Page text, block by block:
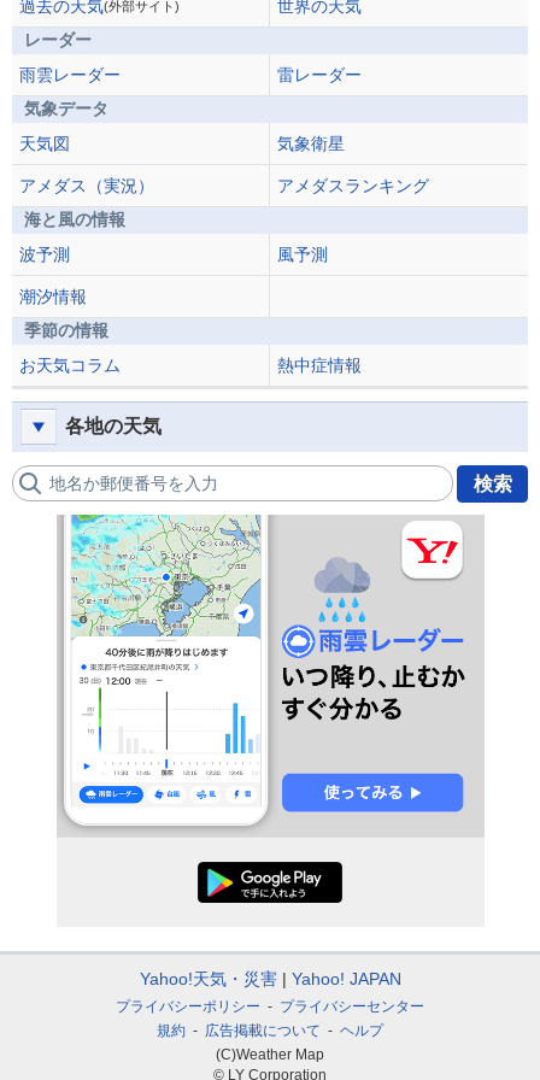
過去の天気(外部サイト)
世界の天気
レーダー
雨雲レーダー
雷レーダー
気象データ
天気図
気象衛星
アメダス（実況）
アメダスランキング
海と風の情報
波予測
風予測
潮汐情報
季節の情報
お天気コラム
熱中症情報
各地の天気
地名か郵便番号を入力 検索
Yahoo!天気・災害 Yahoo! JAPAN
プライバシーポリシー
プライバシーセンター
規約
広告掲載について
ヘルプ
(C)Weather Map
© LY Corporation